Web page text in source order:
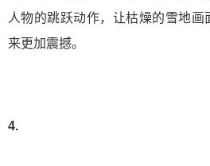
人物的跳跃动作，让枯燥的雪地
来更加震撼。
4.